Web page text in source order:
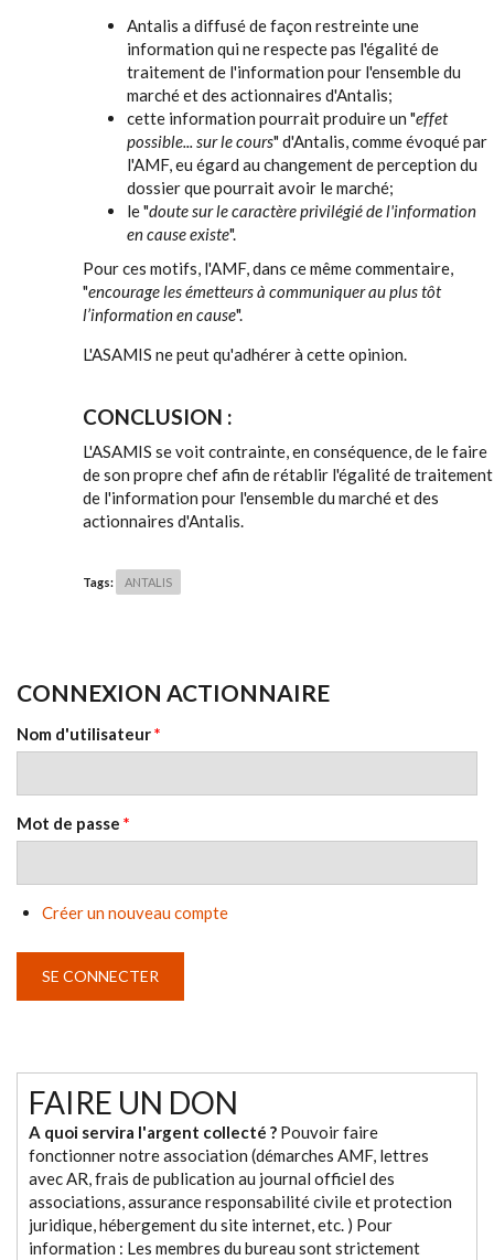
Antalis a diffusé de façon restreinte une
information qui ne respecte pas l'égalité de
traitement de l'information pour l'ensemble du
marché et des actionnaires d'Antalis;
cette information pourrait produire un "effet
possible... sur le cours" d'Antalis, comme évoqué par
l'AMF, eu égard au changement de perception du
dossier que pourrait avoir le marché;
le "doute sur le caractère privilégié de l'information
en cause existe".
Pour ces motifs, l'AMF, dans ce même commentaire,
"encourage les émetteurs à communiquer au plus tôt
l’information en cause".
L'ASAMIS ne peut qu'adhérer à cette opinion.
CONCLUSION :
L'ASAMIS se voit contrainte, en conséquence, de le faire
de son propre chef afin de rétablir l'égalité de traitement
de l'information pour l'ensemble du marché et des
actionnaires d'Antalis.
Tags: ANTALIS
CONNEXION ACTIONNAIRE
Nom d'utilisateur*
Mot de passe *
Créer un nouveau compte
FAIRE UN DON
A quoi servira l'argent collecté ? Pouvoir faire
fonctionner notre association (démarches AMF, lettres
avec AR, frais de publication au journal officiel des
associations, assurance responsabilité civile et protection
juridique, hébergement du site internet, etc. ) Pour
information : Les membres du bureau sont strictement